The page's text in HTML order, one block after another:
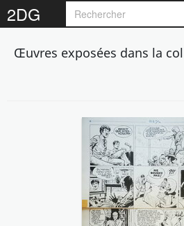
2DG Rejoignez-nous sur
Accédez aux planches
réservées aux membres
Découvrez de nouvelles
gratuites !
Œuvres exposées dans la